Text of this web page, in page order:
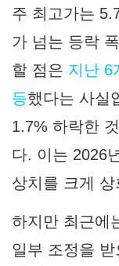
주 최고가는
가 넘는 등락
할 점은 지난 6
등했다는 사실
1.7% 하락한
다. 이는 2026
상치를 크게
하지만 최근에
일부 조정을 받